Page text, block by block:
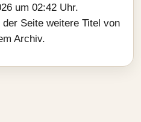
um 02:42 Uhr.
Seite weitere Titel von
Archiv.